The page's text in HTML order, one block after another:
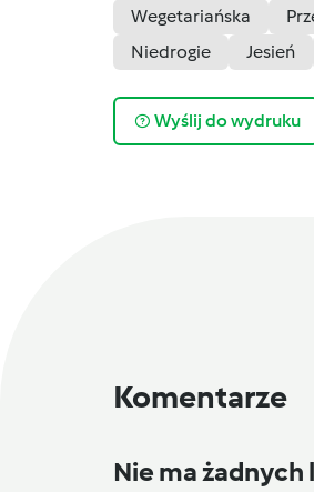
Wegetariańska
Niedrogie
Jesień
Wyślij do wydruku
Komentarze
Nie ma